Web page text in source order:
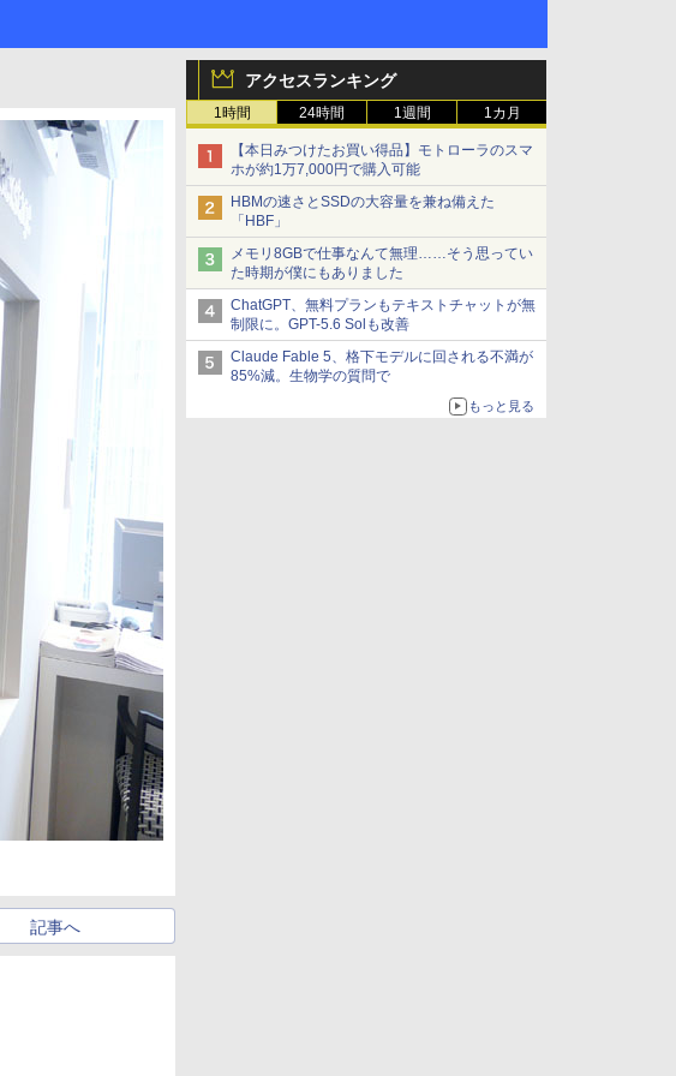
アクセスランキング
1時間 24時間 1週間 1カ月
【本日みつけたお買い得品】モトローラのスマ
ホが約1万7,000円で購入可能
HBMの速さとSSDの大容量を兼ね備えた
「HBF」
メモリ8GBで仕事なんて無理……そう思ってい
た時期が僕にもありました
ChatGPT、無料プランもテキストチャットが無
制限に。GPT-5.6 Solも改善
Claude Fable 5、格下モデルに回される不満が
85%減。生物学の質問で
もっと見る
記事へ